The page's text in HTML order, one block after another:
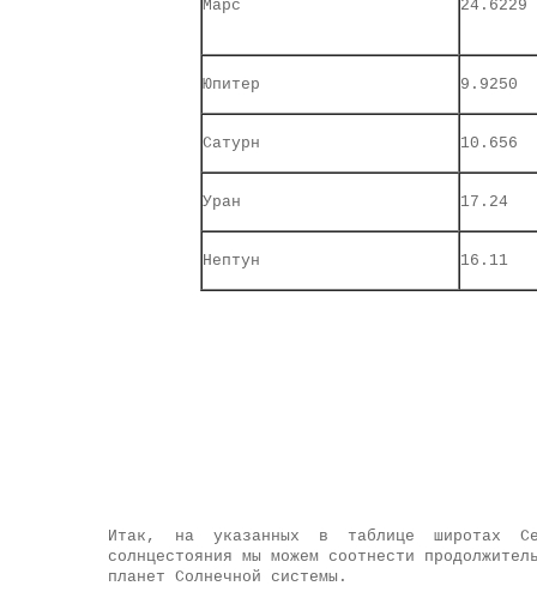
Марс 24.6229
Юпитер 9.9250
Сатурн 10.656
Уран 17.24
Нептун 16.11
Итак, на указанных в таблице широтах
солнцестояния мы можем соотнести
планет Солнечной системы.